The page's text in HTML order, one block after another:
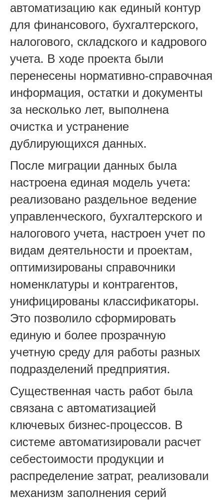
автоматизацию как единый контур
для финансового, бухгалтерского,
налогового, складского и кадрового
учета. В ходе проекта были
перенесены нормативно-справочная
информация, остатки и документы
за несколько лет, выполнена
очистка и устранение
дублирующихся данных.
После миграции данных была
настроена единая модель учета:
реализовано раздельное ведение
управленческого, бухгалтерского и
налогового учета, настроен учет по
видам деятельности и проектам,
оптимизированы справочники
номенклатуры и контрагентов,
унифицированы классификаторы.
Это позволило сформировать
единую и более прозрачную
учетную среду для работы разных
подразделений предприятия.
Существенная часть работ была
связана с автоматизацией
ключевых бизнес-процессов. В
системе автоматизировали расчет
себестоимости продукции и
распределение затрат, реализовали
механизм заполнения серий